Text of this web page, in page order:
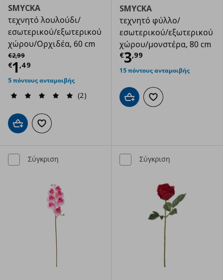
SMYCKA
τεχνητό λουλούδι/
εσωτερικού/εξωτερικού
χώρου/Ορχιδέα, 60 cm
€2,99
Αρχική τιμή
€1 ,49
Τρέχουσα τιμή € 1,49
5 πόντους ανταμοιβής
(2)
Προσθήκη στο καλάθι
Προσθήκη στα αγαπημένα
SMYCKA
τεχνητό φύλλο/
εσωτερικού/εξωτερικού
χώρου/μονστέρα, 80 cm
€3,99
Τρέχουσα
15 πόντους ανταμοιβής
Προσθήκη στο καλάθι
Προσθήκη στα
Σύγκριση Σύγκριση